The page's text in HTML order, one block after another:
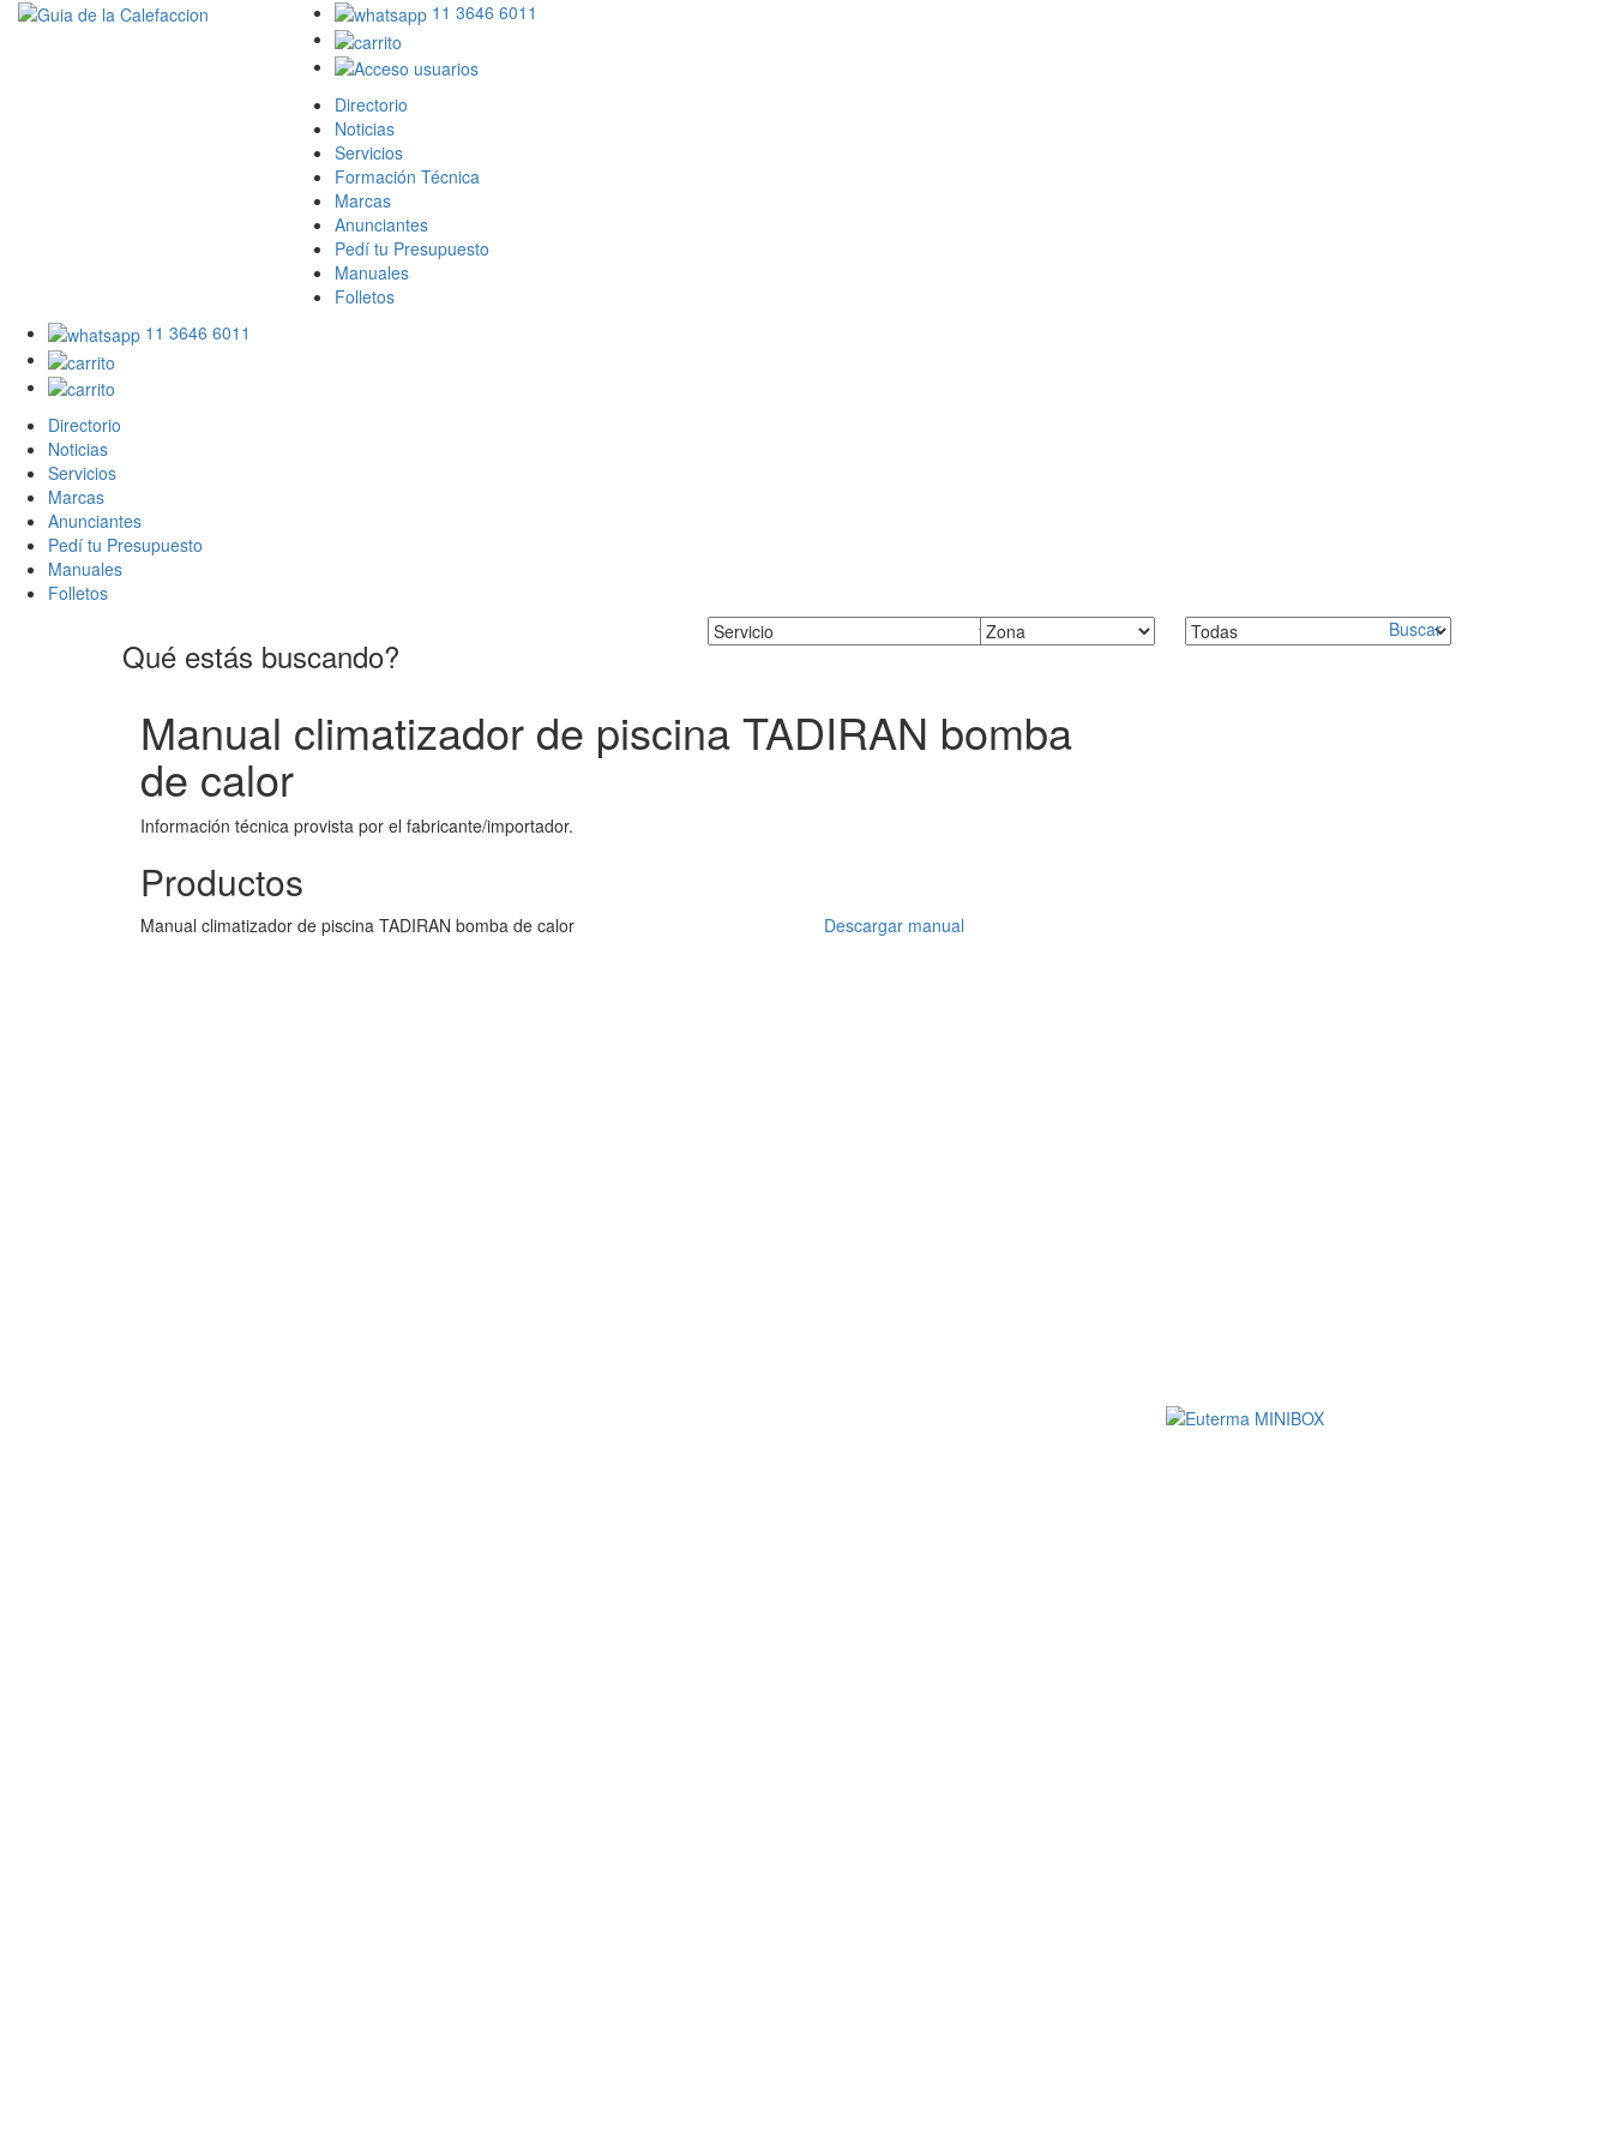
11 3646 6011
Directorio
Noticias
Servicios
Formación Técnica
Marcas
Anunciantes
Pedí tu Presupuesto
Manuales
Folletos
11 3646 6011
Directorio
Noticias
Servicios
Marcas
Anunciantes
Pedí tu Presupuesto
Manuales
Folletos
Qué estás buscando?
Buscar
Manual climatizador de piscina TADIRAN bomba
de calor
Información técnica provista por el fabricante/importador.
Productos
Manual climatizador de piscina TADIRAN bomba de calor Descargar manual